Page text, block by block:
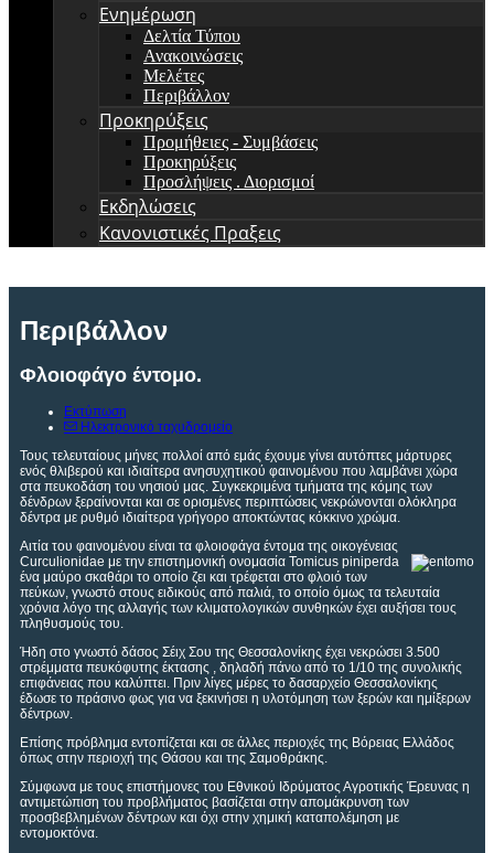
Ενημέρωση
Δελτία Τύπου
Ανακοινώσεις
Μελέτες
Περιβάλλον
Προκηρύξεις
Προμήθειες - Συμβάσεις
Προκηρύξεις
Προσλήψεις . Διορισμοί
Εκδηλώσεις
Κανονιστικές Πραξεις
Περιβάλλον
Φλοιοφάγο έντομο.
Εκτύπωση
Ηλεκτρονικό ταχυδρομείο
Τους τελευταίους μήνες πολλοί από εμάς έχουμε γίνει αυτόπτες μάρτυρες
ενός θλιβερού και ιδιαίτερα ανησυχητικού φαινομένου που λαμβάνει χώρα
στα πευκοδάση του νησιού μας. Συγκεκριμένα τμήματα της κόμης των
δένδρων ξεραίνονται και σε ορισμένες περιπτώσεις νεκρώνονται ολόκληρα
δέντρα με ρυθμό ιδιαίτερα γρήγορο αποκτώντας κόκκινο χρώμα.
Αιτία του φαινομένου είναι τα φλοιοφάγα έντομα της οικογένειας
Curculionidae με την επιστημονική ονομασία Tomicus piniperda
ένα μαύρο σκαθάρι το οποίο ζει και τρέφεται στο φλοιό των
πεύκων, γνωστό στους ειδικούς από παλιά, το οποίο όμως τα τελευταία
χρόνια λόγο της αλλαγής των κλιματολογικών συνθηκών έχει αυξήσει τους
πληθυσμούς του.
Ήδη στο γνωστό δάσος Σέιχ Σου της Θεσσαλονίκης έχει νεκρώσει 3.500
στρέμματα πευκόφυτης έκτασης , δηλαδή πάνω από το 1/10 της συνολικής
επιφάνειας που καλύπτει. Πριν λίγες μέρες το δασαρχείο Θεσσαλονίκης
έδωσε το πράσινο φως για να ξεκινήσει η υλοτόμηση των ξερών και ημίξερων
δέντρων.
Επίσης πρόβλημα εντοπίζεται και σε άλλες περιοχές της Βόρειας Ελλάδος
όπως στην περιοχή της Θάσου και της Σαμοθράκης.
Σύμφωνα με τους επιστήμονες του Εθνικού Ιδρύματος Αγροτικής Έρευνας η
αντιμετώπιση του προβλήματος βασίζεται στην απομάκρυνση των
προσβεβλημένων δέντρων και όχι στην χημική καταπολέμηση με
εντομοκτόνα.